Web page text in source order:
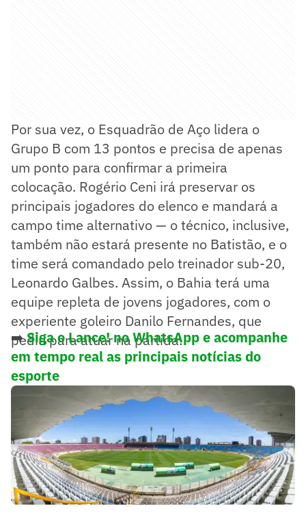
Por sua vez, o Esquadrão de Aço lidera o
Grupo B com 13 pontos e precisa de apenas
um ponto para confirmar a primeira
colocação. Rogério Ceni irá preservar os
principais jogadores do elenco e mandará a
campo time alternativo — o técnico, inclusive,
também não estará presente no Batistão, e o
time será comandado pelo treinador sub-20,
Leonardo Galbes. Assim, o Bahia terá uma
equipe repleta de jovens jogadores, com o
experiente goleiro Danilo Fernandes, que
pediu para atuar na partida.
➡️Siga o Lance! no WhatsApp e acompanhe
em tempo real as principais notícias do
esporte